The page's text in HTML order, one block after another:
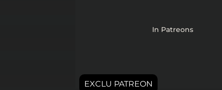
In Patreons